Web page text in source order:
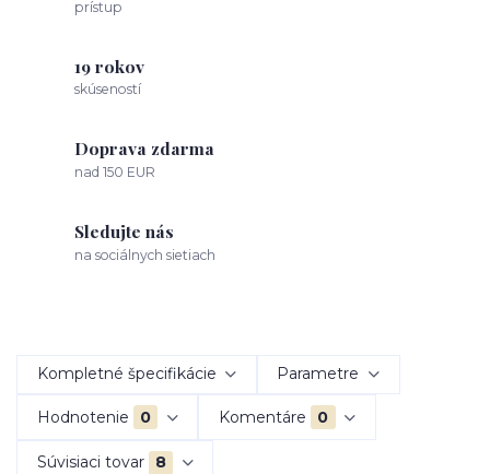
prístup
19 rokov
skúseností
Doprava zdarma
nad 150 EUR
Sledujte nás
na sociálnych sietiach
Kompletné špecifikácie Parametre
Hodnotenie 0 Komentáre 0
Súvisiaci tovar 8